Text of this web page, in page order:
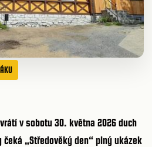
v sobotu30. května 2026duch
čeká „Středověký den“ plný ukázek